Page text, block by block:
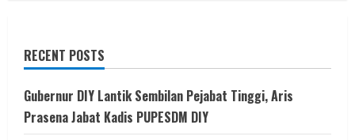
RECENT POSTS
Gubernur DIY Lantik Sembilan Pejabat Tinggi, Aris
Prasena Jabat Kadis PUPESDM DIY